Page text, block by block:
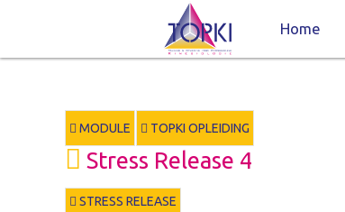
Home
MODULE TOPKI OPLEIDING
Stress Release 4
STRESS RELEASE